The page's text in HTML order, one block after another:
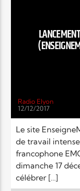
Radio
Elyon
Radio Elyon
12/12/2017
Le site
de travail
francophone
dimanche 17
célébrer […]